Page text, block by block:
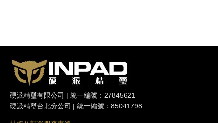
硬派精璽有限公司 | 統一編號：27845621
硬派精璽台北分公司 | 統一編號：85041798